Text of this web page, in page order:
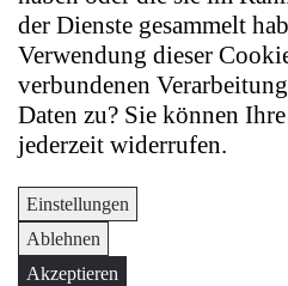
der Dienste gesammelt
Verwendung dieser
verbundenen
Daten zu? Sie können
jederzeit widerrufen.
Einstellungen
Ablehnen
Akzeptieren